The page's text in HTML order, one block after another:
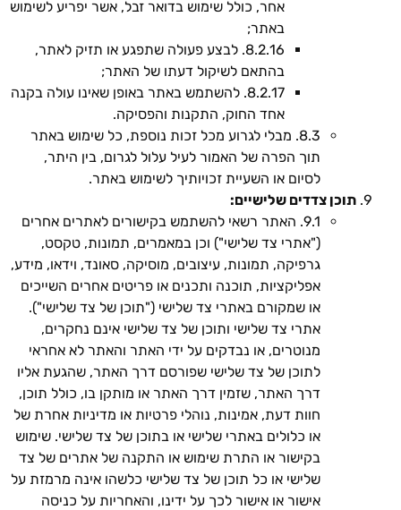
אחר, כולל שימוש בדואר זבל, אשר יפריע לשימוש
באתר;
8.2.16. לבצע פעולה שתפגע או תזיק לאתר,
בהתאם לשיקול דעתו של האתר;
8.2.17. להשתמש באתר באופן שאינו עולה בקנה
אחד החוק, התקנות והפסיקה.
8.3. מבלי לגרוע מכל זכות נוספת, כל שימוש באתר
תוך הפרה של האמור לעיל עלול לגרום, בין היתר,
לסיום או השעיית זכויותיך לשימוש באתר.
תוכן צדדים שלישיים:
9.1. האתר רשאי להשתמש בקישורים לאתרים אחרים
("אתרי צד שלישי") וכן במאמרים, תמונות, טקסט,
גרפיקה, תמונות, עיצובים, מוסיקה, סאונד, וידאו, מידע,
אפליקציות, תוכנה ותכנים או פריטים אחרים השייכים
או שמקורם באתרי צד שלישי ("תוכן של צד שלישי").
אתרי צד שלישי ותוכן של צד שלישי אינם נחקרים,
מנוטרים, או נבדקים על ידי האתר והאתר לא אחראי
לתוכן של צד שלישי שפורסם דרך האתר, שהגעת אליו
דרך האתר, שזמין דרך האתר או מותקן בו, כולל תוכן,
חוות דעת, אמינות, נוהלי פרטיות או מדיניות אחרת של
או כלולים באתרי שלישי או בתוכן של צד שלישי. שימוש
בקישור או התרת שימוש או התקנה של אתרים של צד
שלישי או כל תוכן של צד שלישי כלשהו אינה מרמזת על
אישור או אישור לכך על ידינו, והאחריות על כניסה